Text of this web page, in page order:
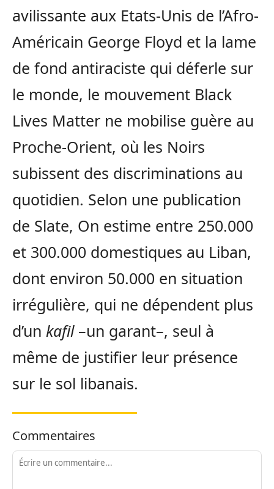
avilissante aux Etats-Unis de l’Afro-
Américain George Floyd et la lame
de fond antiraciste qui déferle sur
le monde, le mouvement Black
Lives Matter ne mobilise guère au
Proche-Orient, où les Noirs
subissent des discriminations au
quotidien. Selon une publication
de Slate, On estime entre 250.000
et 300.000 domestiques au Liban,
dont environ 50.000 en situation
irrégulière, qui ne dépendent plus
d’un kafil –un garant–, seul à
même de justifier leur présence
sur le sol libanais.
Commentaires